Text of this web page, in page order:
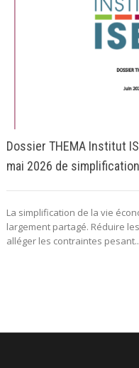
Dossier THEMA Institut
mai 2026 de
La simplification de la vie
largement partagé. Réduire
alléger les contraintes